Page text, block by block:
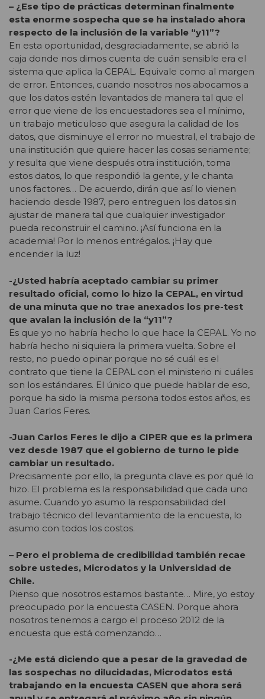
– ¿Ese tipo de prácticas determinan finalmente
esta enorme sospecha que se ha instalado ahora
respecto de la inclusión de la variable “y11”?
En esta oportunidad, desgraciadamente, se abrió la
caja donde nos dimos cuenta de cuán sensible era el
sistema que aplica la CEPAL. Equivale como al margen
de error. Entonces, cuando nosotros nos abocamos a
que los datos estén levantados de manera tal que el
error que viene de los encuestadores sea el mínimo,
un trabajo meticuloso que asegura la calidad de los
datos, que disminuye el error no muestral, el trabajo de
una institución que quiere hacer las cosas seriamente;
y resulta que viene después otra institución, toma
estos datos, lo que respondió la gente, y le chanta
unos factores… De acuerdo, dirán que así lo vienen
haciendo desde 1987, pero entreguen los datos sin
ajustar de manera tal que cualquier investigador
pueda reconstruir el camino. ¡Así funciona en la
academia! Por lo menos entrégalos. ¡Hay que
encender la luz!
-¿Usted habría aceptado cambiar su primer
resultado oficial, como lo hizo la CEPAL, en virtud
de una minuta que no trae anexados los pre-test
que avalan la inclusión de la “y11”?
Es que yo no habría hecho lo que hace la CEPAL. Yo no
habría hecho ni siquiera la primera vuelta. Sobre el
resto, no puedo opinar porque no sé cuál es el
contrato que tiene la CEPAL con el ministerio ni cuáles
son los estándares. El único que puede hablar de eso,
porque ha sido la misma persona todos estos años, es
Juan Carlos Feres.
-Juan Carlos Feres le dijo a CIPER que es la primera
vez desde 1987 que el gobierno de turno le pide
cambiar un resultado.
Precisamente por ello, la pregunta clave es por qué lo
hizo. El problema es la responsabilidad que cada uno
asume. Cuando yo asumo la responsabilidad del
trabajo técnico del levantamiento de la encuesta, lo
asumo con todos los costos.
– Pero el problema de credibilidad también recae
sobre ustedes, Microdatos y la Universidad de
Chile.
Pienso que nosotros estamos bastante… Mire, yo estoy
preocupado por la encuesta CASEN. Porque ahora
nosotros tenemos a cargo el proceso 2012 de la
encuesta que está comenzando…
-¿Me está diciendo que a pesar de la gravedad de
las sospechas no dilucidadas, Microdatos está
trabajando en la encuesta CASEN que ahora será